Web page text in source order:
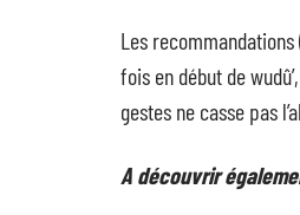
Les
fois en début de
gestes ne casse pas
A découvrir